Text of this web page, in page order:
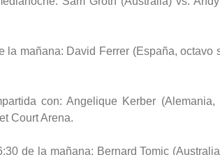
la mañana: David Ferrer (España, octavo
con: Angelique Kerber
Court Arena.
de la mañana: Bernard Tomic